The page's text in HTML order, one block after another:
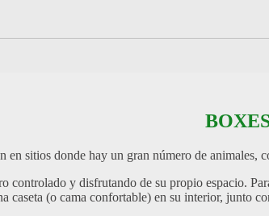
en sitios donde hay un gran número de animales,
controlado y disfrutando de su propio espacio.
caseta (o cama confortable) en su interior, junto